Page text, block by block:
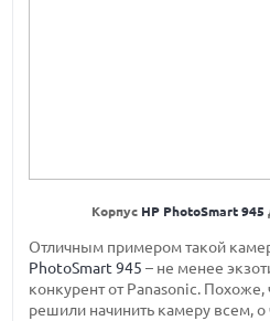
Корпус HP PhotoSmart 945
Отличным примером такой
PhotoSmart 945 – не менее
конкурент от Panasonic. Похоже,
решили начинить камеру всем, о